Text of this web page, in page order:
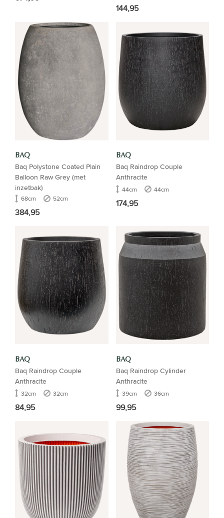
144,95
BAQ
Baq Polystone Coated Plain
Balloon Raw Grey (met
inzetbak)
68cm 52cm
384,95
BAQ
Baq Raindrop Couple
Anthracite
44cm 44cm
174,95
BAQ
Baq Raindrop Couple
Anthracite
32cm 32cm
84,95
BAQ
Baq Raindrop Cylinder
Anthracite
39cm 36cm
99,95